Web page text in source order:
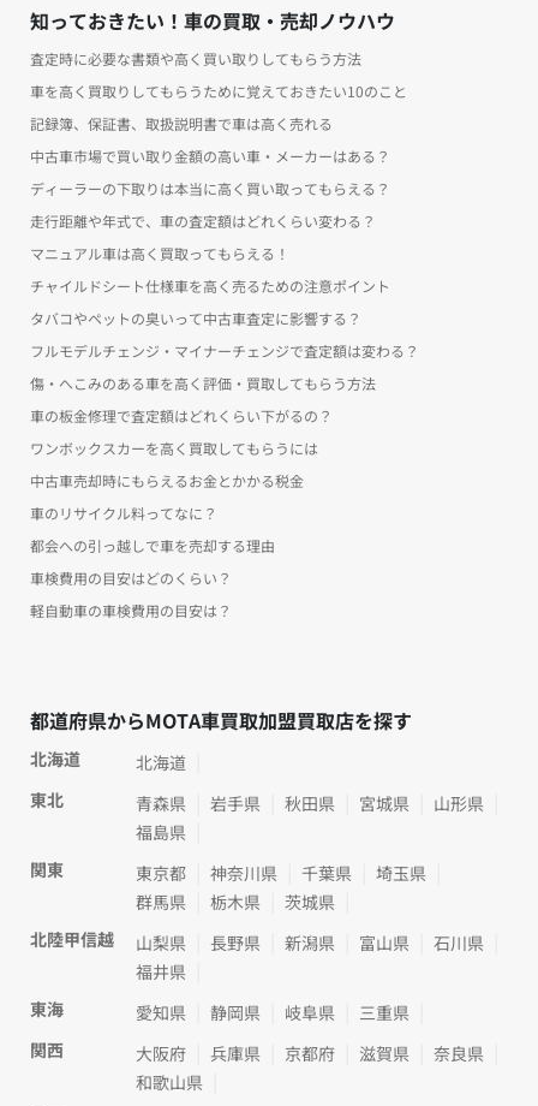
知っておきたい！車の買取・売却ノウハウ
査定時に必要な書類や高く買い取りしてもらう方法
車を高く買取りしてもらうために覚えておきたい10のこと
記録簿、保証書、取扱説明書で車は高く売れる
中古車市場で買い取り金額の高い車・メーカーはある？
ディーラーの下取りは本当に高く買い取ってもらえる？
走行距離や年式で、車の査定額はどれくらい変わる？
マニュアル車は高く買取ってもらえる！
チャイルドシート仕様車を高く売るための注意ポイント
タバコやペットの臭いって中古車査定に影響する？
フルモデルチェンジ・マイナーチェンジで査定額は変わる？
傷・へこみのある車を高く評価・買取してもらう方法
車の板金修理で査定額はどれくらい下がるの？
ワンボックスカーを高く買取してもらうには
中古車売却時にもらえるお金とかかる税金
車のリサイクル料ってなに？
都会への引っ越しで車を売却する理由
車検費用の目安はどのくらい？
軽自動車の車検費用の目安は？
都道府県からMOTA車買取加盟買取店を探す
北海道
北海道
東北
青森県 岩手県 秋田県 宮城県
山形県
福島県
関東
東京都 神奈川県 千葉県
埼玉県
群馬県
栃木県
茨城県
北陸甲信越
山梨県 長野県 新潟県 富山県
石川県
福井県
東海
愛知県 静岡県 岐阜県
三重県
関西
大阪府 兵庫県 京都府 滋賀県
奈良県
和歌山県